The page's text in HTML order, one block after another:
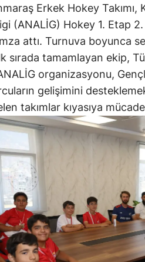
Erkek Hokey
(ANALİG) Hokey 1. Etap
attı. Turnuva boyunca
sırada tamamlayan ekip,
organizasyonu,
gelişimini
takımlar kıyasıya